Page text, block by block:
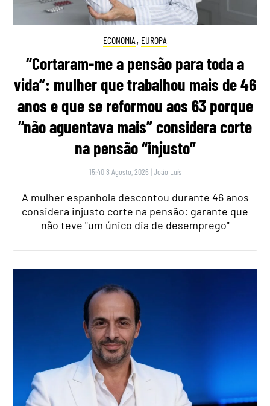
ECONOMIA , EUROPA
“Cortaram-me a pensão para toda a
vida”: mulher que trabalhou mais de 46
anos e que se reformou aos 63 porque
“não aguentava mais” considera corte
na pensão “injusto”
15:40 8 Agosto, 2026 |João Luís
A mulher espanhola descontou durante 46 anos
considera injusto corte na pensão: garante que
não teve "um único dia de desemprego"